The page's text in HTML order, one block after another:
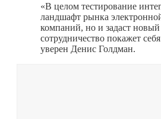
«В целом тестирование
ландшафт рынка
компаний, но и задаст
сотрудничество покажет
уверен Денис Голдман.